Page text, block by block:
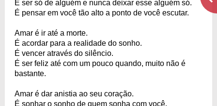
É ser só de alguém e nunca deixar esse alguém só.
É pensar em você tão alto a ponto de você escutar.
Amar é ir até a morte.
É acordar para a realidade do sonho.
É vencer através do silêncio.
É ser feliz até com um pouco quando, muito não é
bastante.
Amar é dar anistia ao seu coração.
É sonhar o sonho de quem sonha com você.